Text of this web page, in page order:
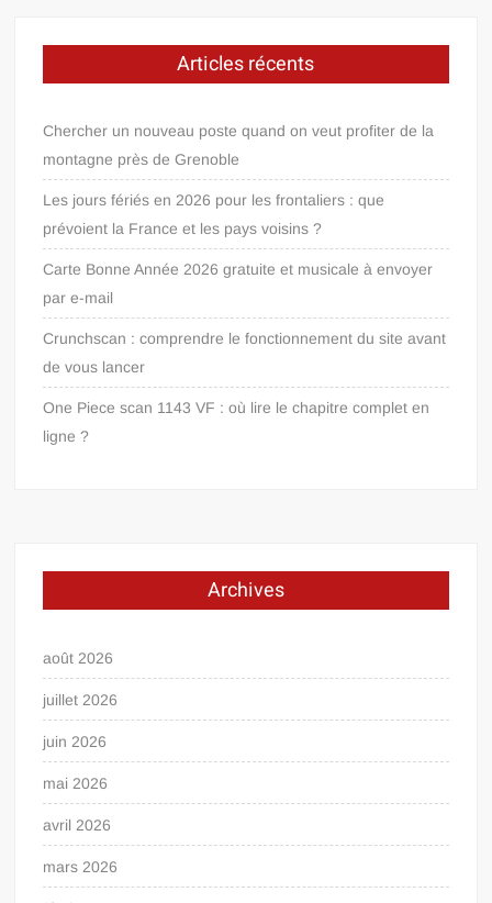
Articles récents
Chercher un nouveau poste quand on veut profiter de la
montagne près de Grenoble
Les jours fériés en 2026 pour les frontaliers : que
prévoient la France et les pays voisins ?
Carte Bonne Année 2026 gratuite et musicale à envoyer
par e-mail
Crunchscan : comprendre le fonctionnement du site avant
de vous lancer
One Piece scan 1143 VF : où lire le chapitre complet en
ligne ?
Archives
août 2026
juillet 2026
juin 2026
mai 2026
avril 2026
mars 2026